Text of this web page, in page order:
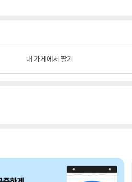
내 가게에서 팔기